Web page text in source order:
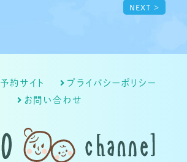
NEXT >
予約サイト
プライバシーポリシー
お問い合わせ